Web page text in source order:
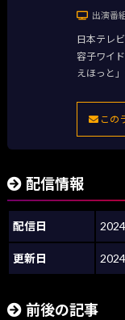
出演番
日本テレ
容子ワイ
えほっと
この
配信情報
配信日
更新日
前後の記事